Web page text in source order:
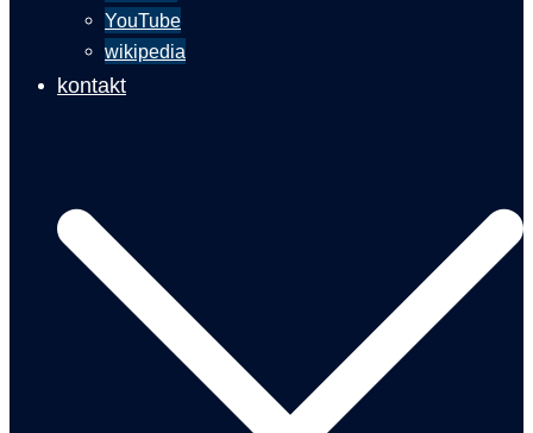
YouTube
wikipedia
kontakt